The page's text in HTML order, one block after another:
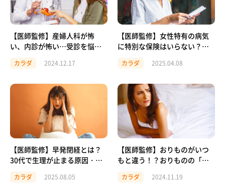
【医師監修】産婦人科が怖
い、内診が怖い…受診を悩む
カラダ 2024.12.17
【医師監修】女性特有の病気
に特別な保険はいらない？選
カラダ 2025.04.08
【医師監修】早発閉経とは？
30代で生理が止まる原因・症
カラダ 2025.08.05
【医師監修】おりものがいつ
もと違う！？おりものの「正
カラダ 2024.11.19